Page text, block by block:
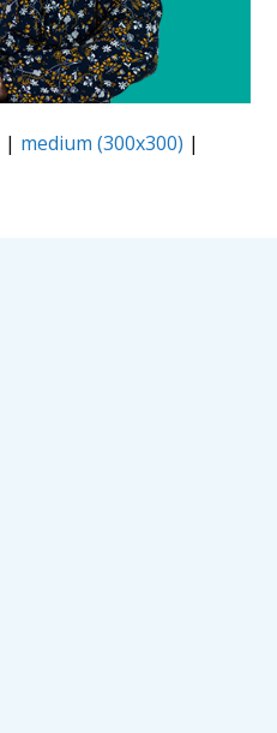
| medium (300x300) |